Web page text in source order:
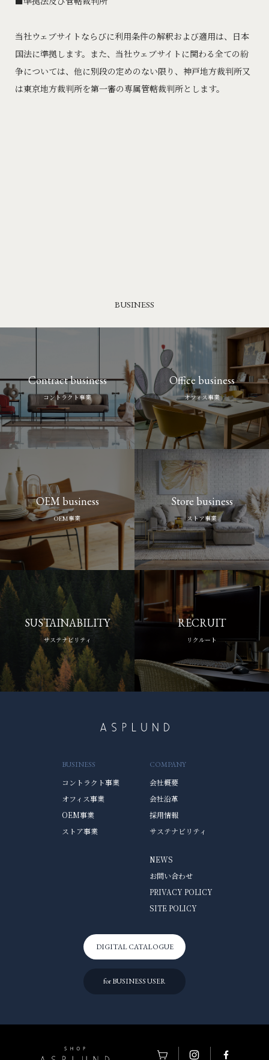
当社ウェブサイトならびに利用条件の解釈および適用は、日本
国法に準拠します。また、当社ウェブサイトに関わる全ての紛
争については、他に別段の定めのない限り、神戸地方裁判所又
は東京地方裁判所を第一審の専属管轄裁判所とします。
BUSINESS
Contract business
コントラクト事業
Office business
オフィス事業
OEM business
OEM事業
Store business
ストア事業
SUSTAINABILITY
サステナビリティ
RECRUIT
リクルート
BUSINESS
コントラクト事業
オフィス事業
OEM事業
ストア事業
COMPANY
会社概要
会社沿革
採用情報
サステナビリティ
NEWS
お問い合わせ
PRIVACY POLICY
SITE POLICY
DIGITAL CATALOGUE
for BUSINESS USER